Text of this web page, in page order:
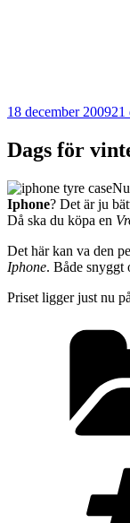
Publicerat
18 december 200921
Dags för
Iphone? Det är ju
Då ska du köpa en
Det här kan va den
Iphone. Både snyggt
Priset ligger just nu